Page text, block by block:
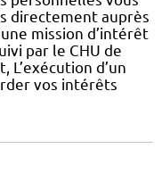
directement auprès
mission d’intérêt
par le CHU de
L’exécution d’un
vos intérêts